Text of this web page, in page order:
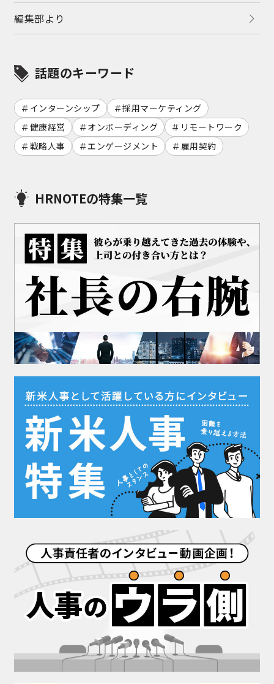
編集部より
話題のキーワード
インターンシップ
採用マーケティング
健康経営
オンボーディング
リモートワーク
戦略人事
エンゲージメント 雇用契約
HRNOTEの特集一覧